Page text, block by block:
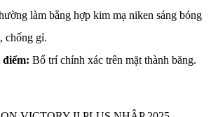
làm bằng hợp kim mạ niken sáng bóng
chống gỉ.
điểm: Bố trí chính xác trên mặt thành băng.